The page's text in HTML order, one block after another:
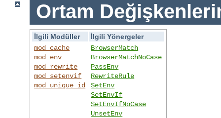
Ortam
İlgili Modüller
İlgili Yönergeler
mod_cache
mod_env
mod_rewrite
mod_setenvif
mod_unique_id
BrowserMatch
BrowserMatchNoCase
PassEnv
RewriteRule
SetEnv
SetEnvIf
SetEnvIfNoCase
UnsetEnv